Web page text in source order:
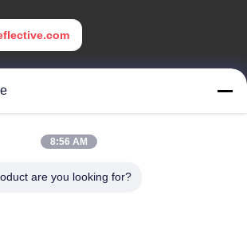
学技術公園,ハイテクゾーン,河北,安??,中国
8:56 AM
are you looking for?